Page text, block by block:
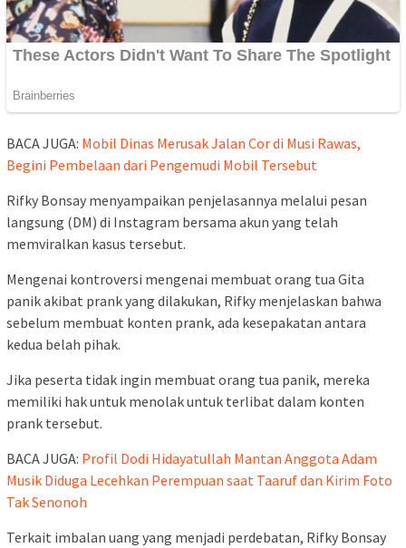
BACA JUGA: Mobil Dinas Merusak Jalan Cor di Musi Rawas,
Begini Pembelaan dari Pengemudi Mobil Tersebut
Rifky Bonsay menyampaikan penjelasannya melalui pesan
langsung (DM) di Instagram bersama akun yang telah
memviralkan kasus tersebut.
Mengenai kontroversi mengenai membuat orang tua Gita
panik akibat prank yang dilakukan, Rifky menjelaskan bahwa
sebelum membuat konten prank, ada kesepakatan antara
kedua belah pihak.
Jika peserta tidak ingin membuat orang tua panik, mereka
memiliki hak untuk menolak untuk terlibat dalam konten
prank tersebut.
BACA JUGA: Profil Dodi Hidayatullah Mantan Anggota Adam
Musik Diduga Lecehkan Perempuan saat Taaruf dan Kirim Foto
Tak Senonoh
Terkait imbalan uang yang menjadi perdebatan, Rifky Bonsay